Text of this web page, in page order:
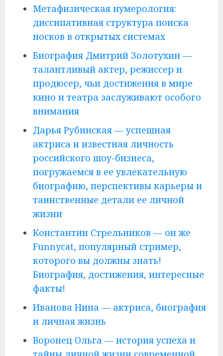
Метафизическая нумерология:
диссипативная структура поиска
носков в открытых системах
Биография Дмитрий Золотухин —
талантливый актер, режиссер и
продюсер, чьи достижения в мире
кино и театра заслуживают особого
внимания
Дарья Рубинская — успешная
актриса и известная личность
российского шоу-бизнеса,
погружаемся в ее увлекательную
биографию, перспективы карьеры и
таинственные детали ее личной
жизни
Константин Стрельников — он же
Funnycat, популярный стример,
которого вы должны знать!
Биография, достижения, интересные
факты!
Иванова Нина — актриса, биография
и личная жизнь
Воронец Ольга — история успеха и